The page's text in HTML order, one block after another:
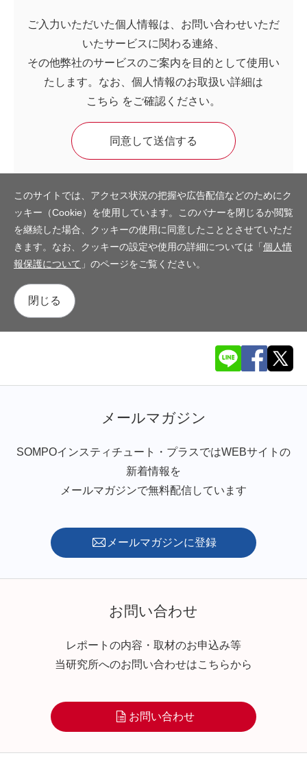
ご入力いただいた個人情報は、お問い合わせいただ
いたサービスに関わる連絡、
その他弊社のサービスのご案内を目的として使用い
たします。なお、個人情報のお取扱い詳細は
こちら をご確認ください。
このサイトでは、アクセス状況の把握や広告配信などのためにク
ッキー（Cookie）を使用しています。このバナーを閉じるか閲覧
を継続した場合、クッキーの使用に同意したこととさせていただ
きます。なお、クッキーの設定や使用の詳細については「個人情
報保護について 」のページをご覧ください。
閉じる
メールマガジン
SOMPOインスティチュート・プラスではWEBサイトの
新着情報を
メールマガジンで無料配信しています
メールマガジンに登録
お問い合わせ
レポートの内容・取材のお申込み等
当研究所へのお問い合わせはこちらから
お問い合わせ